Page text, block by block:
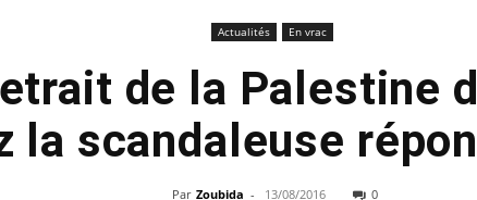
Actualités En vrac
de la Palestine
la scandaleuse
Par Zoubida - 13/08/2016 0